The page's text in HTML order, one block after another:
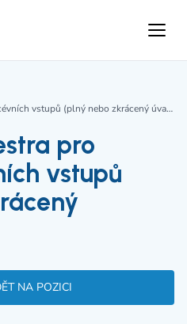
Všeobecná sestra pro Centrum cévních vstupů (plný nebo zkrácený úvazek)
pro
vstupů
NA POZICI